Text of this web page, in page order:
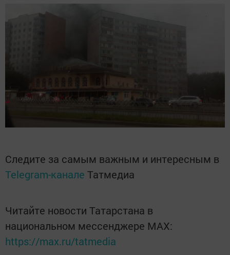
Следите за самым важным и интересным в
Telegram-канале Татмедиа
Читайте новости Татарстана в
национальном мессенджере MАХ:
https://max.ru/tatmedia